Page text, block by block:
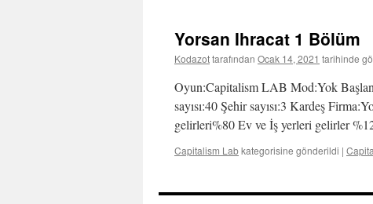
Yorsan Ihracat 1 Bölüm
Kodazottarafından Ocak 14, 2021 tarihinde
Oyun:Capitalism LAB Mod:Yok
sayısı:40 Şehir sayısı:3 Kardeş
gelirleri%80 Ev ve İş yerleri gelirler
Capitalism Labkategorisine gönderildi |